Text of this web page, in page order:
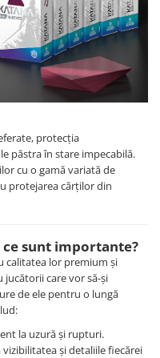
protecția
păstra în stare impecabilă.
cu o gamă variată de
protejarea cărților din
ce sunt importante?
calitatea lor premium și
care vor să-și
de ele pentru o lungă
la uzură și rupturi.
vizibilitatea și detaliile fiecărei